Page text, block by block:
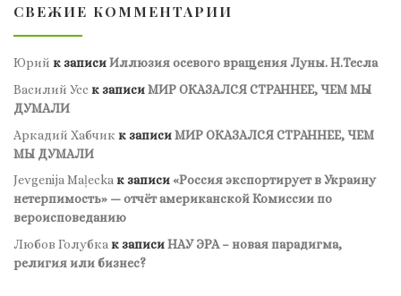
СВЕЖИЕ КОММЕНТАРИИ
Юрий к записиИллюзия осевого вращения Луны. Н.Тесла
Василий Усс к записиМИР ОКАЗАЛСЯ СТРАННЕЕ, ЧЕМ МЫ
ДУМАЛИ
Аркадий Хабчик к записиМИР ОКАЗАЛСЯ СТРАННЕЕ, ЧЕМ
МЫ ДУМАЛИ
Jevgenija Maļeckaк записи«Россия экспортирует в Украину
нетерпимость» — отчёт американской Комиссии по
вероисповеданию
Любов Голубка к записиНАУ ЭРА – новая парадигма,
религия или бизнес?